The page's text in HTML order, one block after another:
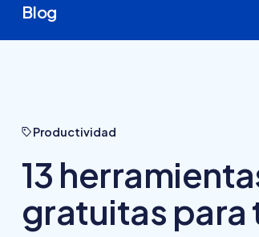
Blog
Productividad
13
gratuitas para